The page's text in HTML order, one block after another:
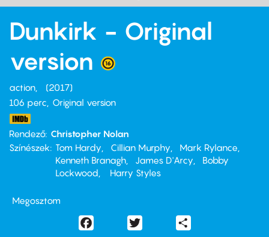
Dunkirk - Original
version
action
2017
106 perc,
Original version
Rendező Christopher Nolan
Színészek
Tom Hardy Cillian Murphy
Mark Rylance
Kenneth Branagh
James D'Arcy
Bobby
Lockwood
Harry Styles
Megosztom
Facebook